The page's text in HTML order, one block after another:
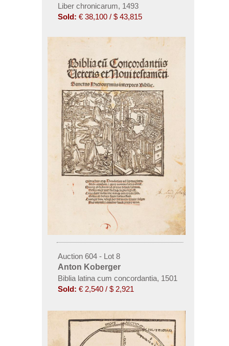
Liber chronicarum, 1493
Sold: € 38,100 / $ 43,815
Auction 604 - Lot 8
Anton Koberger
Biblia latina cum concordantia, 1501
Sold: € 2,540 / $ 2,921